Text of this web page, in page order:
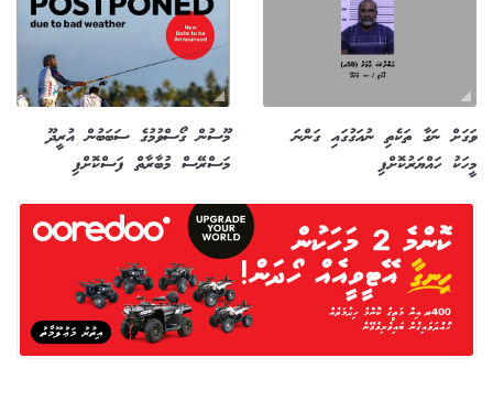
ވަގަށް ނަގާ ތަކެތި ނުއަގުގައި ގަންނަ
މީހަކު ހައްޔަރުކޮށްފި
މޫސުން ގޯސްވުމުގެ ސަބަބުން އުރީދޫ
މަސްރޭސް މުބާރާތް ފަސްކޮށްފި